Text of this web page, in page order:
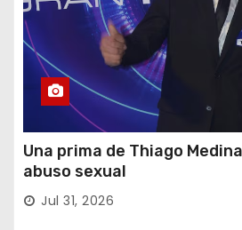
Una prima de Thiago
abuso sexual
Jul 31, 2026